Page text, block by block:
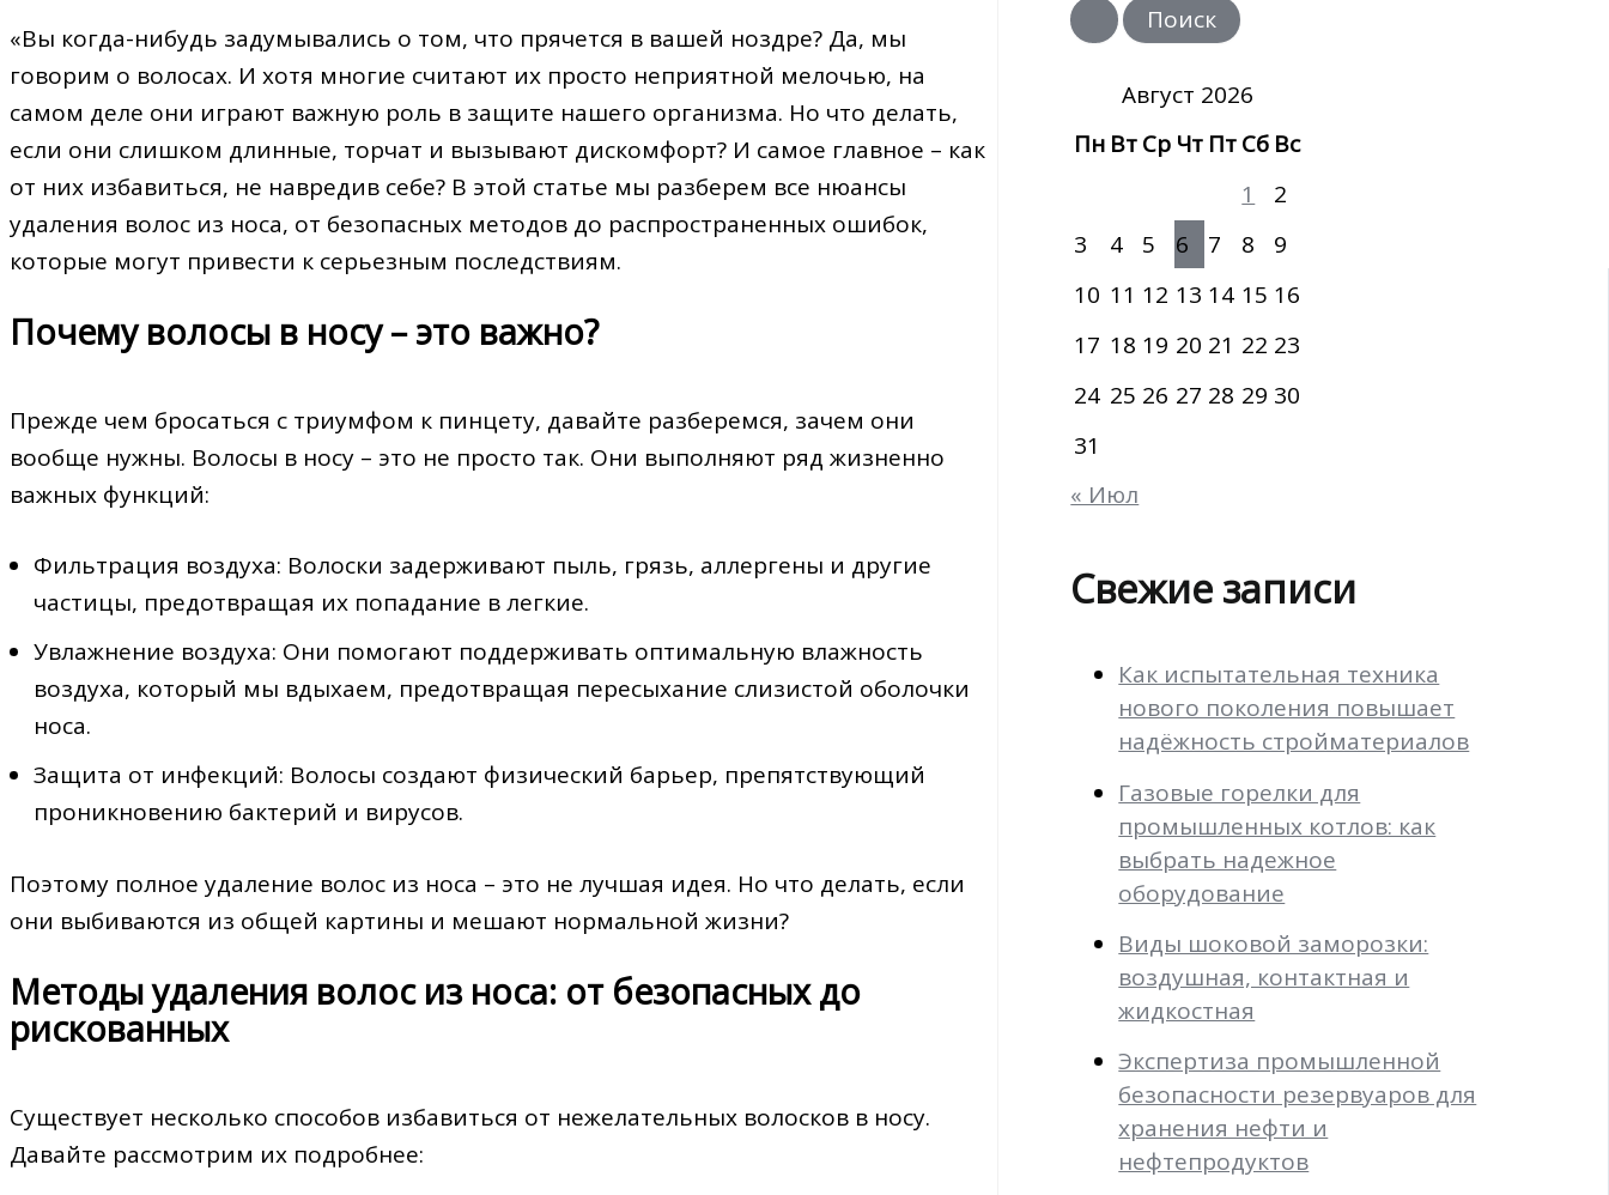
«Вы когда-нибудь задумывались о том, что прячется в вашей ноздре? Да, мы
говорим о волосах. И хотя многие считают их просто неприятной мелочью, на
самом деле они играют важную роль в защите нашего организма. Но что делать,
если они слишком длинные, торчат и вызывают дискомфорт? И самое главное – как
от них избавиться, не навредив себе? В этой статье мы разберем все нюансы
удаления волос из носа, от безопасных методов до распространенных ошибок,
которые могут привести к серьезным последствиям.
Почему волосы в носу – это важно?
Прежде чем бросаться с триумфом к пинцету, давайте разберемся, зачем они
вообще нужны. Волосы в носу – это не просто так. Они выполняют ряд жизненно
важных функций:
Фильтрация воздуха: Волоски задерживают пыль, грязь, аллергены и другие
частицы, предотвращая их попадание в легкие.
Увлажнение воздуха: Они помогают поддерживать оптимальную влажность
воздуха, который мы вдыхаем, предотвращая пересыхание слизистой оболочки
носа.
Защита от инфекций: Волосы создают физический барьер, препятствующий
проникновению бактерий и вирусов.
Поэтому полное удаление волос из носа – это не лучшая идея. Но что делать, если
они выбиваются из общей картины и мешают нормальной жизни?
Методы удаления волос из носа: от безопасных до
рискованных
Существует несколько способов избавиться от нежелательных волосков в носу.
Давайте рассмотрим их подробнее:
и
с
Август 2026
Пн ВтСр Чт ПтСб Вс
1
2
3
4 5 6 7 8
9
10 11 12 13 14 15 16
17 18 19 20 21 22 23
24 25 26 27 28 29 30
31
« Июл
Свежие записи
Как испытательная техника
нового поколения повышает
надёжность стройматериалов
Газовые горелки для
промышленных котлов: как
выбрать надежное
оборудование
Виды шоковой заморозки:
воздушная, контактная и
жидкостная
Экспертиза промышленной
безопасности резервуаров для
хранения нефти и
нефтепродуктов